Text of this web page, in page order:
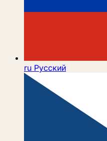
ru Русский